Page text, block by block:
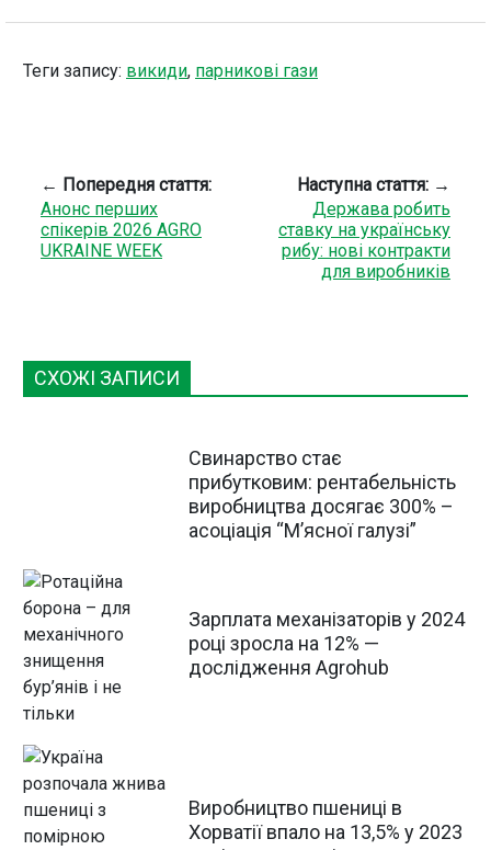
Теги запису: викиди, парникові гази
← Попередня стаття:
Анонс перших
спікерів 2026 AGRO
UKRAINE WEEK
Наступна стаття: →
Держава робить
ставку на українську
рибу: нові контракти
для виробників
СХОЖІ ЗАПИСИ
Свинарство стає
прибутковим: рентабельність
виробництва досягає 300% –
асоціація “М’ясної галузі”
Зарплата механізаторів у 2024
році зросла на 12% —
дослідження Agrohub
Виробництво пшениці в
Хорватії впало на 13,5% у 2023